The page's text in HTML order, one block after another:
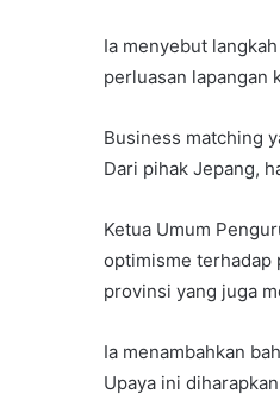
Ia menyebut
perluasan lapangan
Business matching
Dari pihak Jepang,
Ketua Umum
optimisme terhadap
provinsi yang juga
Ia menambahkan
Upaya ini